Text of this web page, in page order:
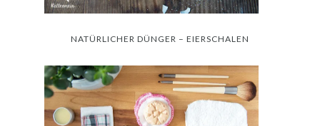
NATÜRLICHER DÜNGER – EIERSCHALEN